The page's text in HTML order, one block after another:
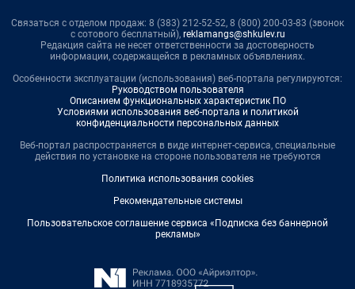
Связаться с отделом продаж: 8 (383) 212-52-52, 8 (800) 200-03-83 (звонок
с сотового бесплатный), reklamangs@shkulev.ru
Редакция сайта не несет ответственности за достоверность
информации, содержащейся в рекламных объявлениях.
Особенности эксплуатации (использования) веб-портала регулируются:
Руководством пользователя
Описанием функциональных характеристик ПО
Условиями использования веб-портала и политикой
конфиденциальности персональных данных
Веб-портал распространяется в виде интернет-сервиса, специальные
действия по установке на стороне пользователя не требуются
Политика использования cookies
Рекомендательные системы
Пользовательское соглашение сервиса «Подписка без баннерной
рекламы»